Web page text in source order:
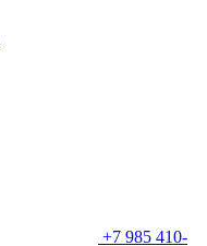
+7 985 410-